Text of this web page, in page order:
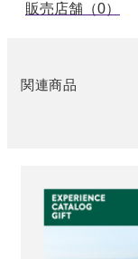
販売店舗（0）
関連商品